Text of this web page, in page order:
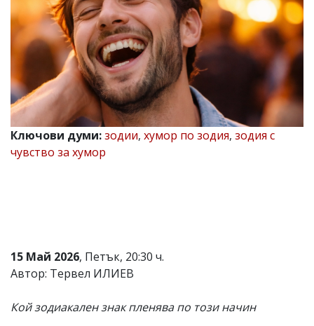
Василев,
email:
v.vasilev@flagman.bg
Катя
еmail:
k.kassabova@flagman.bg
Главен
редактор:
Иван
Колев,
email:
от
читателите
и
не
носи
Ключови думи:зодии, хумор по зодия, зодия с
чувство за хумор
15 Май 2026, Петък, 20:30 ч.
Автор: Тервел ИЛИЕВ
Кой зодиакален знак пленява по този начин